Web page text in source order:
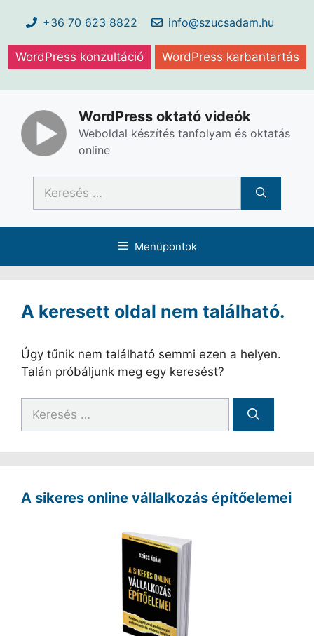
tartalomba
+36 70 623 8822 info@szucsadam.hu
WordPress konzultáció WordPress karbantartás
WordPress oktató videók
Weboldal készítés tanfolyam és oktatás
online
Keresés:
Menüpontok
A keresett oldal nem található.
Úgy tűnik nem található semmi ezen a helyen.
Talán próbáljunk meg egy keresést?
Keresés:
A sikeres online vállalkozás építőelemei